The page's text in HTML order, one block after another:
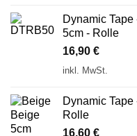
Dynamic
5cm - Rolle
16,90 €
inkl. MwSt.
Dynamic
Rolle
16,60 €